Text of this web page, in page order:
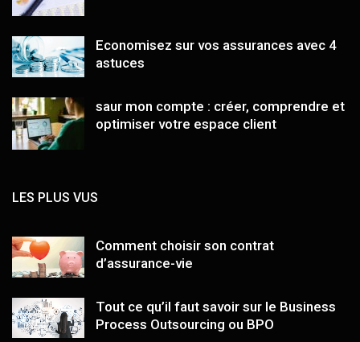
Economisez sur vos assurances avec 4
astuces
saur mon compte : créer, comprendre et
optimiser votre espace client
LES PLUS VUS
Comment choisir son contrat
d’assurance-vie
Tout ce qu’il faut savoir sur le Business
Process Outsourcing ou BPO